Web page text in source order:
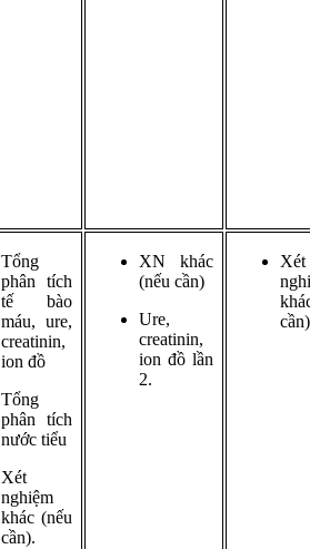
Tổng
phân tích
tế bào
máu, ure,
creatinin,
ion đồ
Tổng
phân tích
nước tiểu
Xét
nghiệm
khác (nếu
cần).
XN khác
(nếu cần)
Ure,
creatinin,
ion đồ lần
2.
Xét